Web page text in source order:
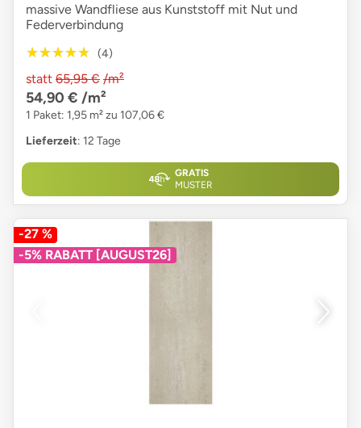
massive Wandfliese aus Kunststoff mit Nut und
Federverbindung
★★★★★
★★★★★ (4)
statt 65,95 € /m²
54,90 € /m²
1 Paket: 1,95 m² zu 107,06 €
Lieferzeit: 12 Tage
GRATIS
MUSTER
-27 %
-5% RABATT [AUGUST26]